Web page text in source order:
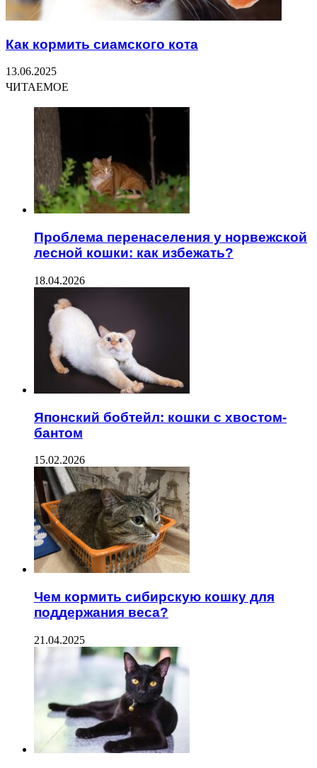
Как кормить сиамского кота
13.06.2025
ЧИТАЕМОЕ
Проблема перенаселения у норвежской
лесной кошки: как избежать?
18.04.2026
Японский бобтейл: кошки с хвостом-
бантом
15.02.2026
Чем кормить сибирскую кошку для
поддержания веса?
21.04.2025